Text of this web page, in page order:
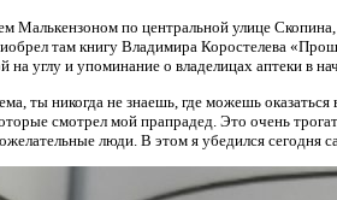
Малькензоном по центральной улице
там книгу Владимира Коростелева
на углу и упоминание о владелицах аптеки в
ты никогда не знаешь, где можешь
смотрел мой прапрадед. Это очень
люди. В этом я убедился сегодня